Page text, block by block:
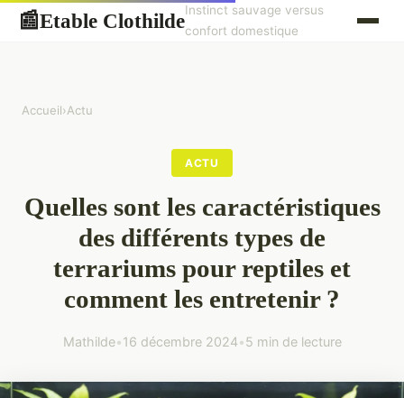
📰Etable ClothildeInstinct sauvage versus
confort domestique
Accueil›Actu
ACTU
Quelles sont les caractéristiques
des différents types de
terrariums pour reptiles et
comment les entretenir ?
Mathilde•16 décembre 2024•5 min de lecture